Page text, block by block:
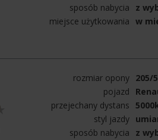
sposób nabycia
z
miejsce użytkowania w
rozmiar opony 205/
pojazd
przejechany dystans
styl jazdy
sposób nabycia
z